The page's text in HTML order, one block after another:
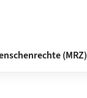
(MRZ)